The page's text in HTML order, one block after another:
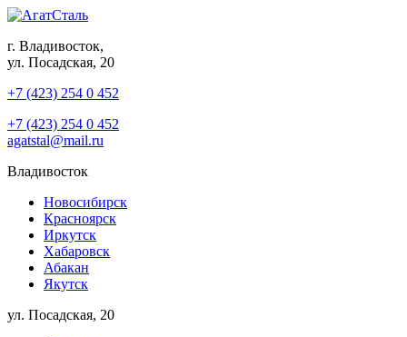
г. Владивосток,
ул. Посадская, 20
+7 (423) 254 0 452
+7 (423) 254 0 452
agatstal@mail.ru
Владивосток
Новосибирск
Красноярск
Иркутск
Хабаровск
Абакан
Якутск
ул. Посадская, 20